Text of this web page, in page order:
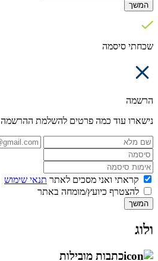
המשך
שכחתי סיסמה
הרשמה
נישארו עוד כמה פרטים להשלמת ההרשמה
קראתי ואני מסכים לאתר תנאי שימוש
להצטרף כיועץ/מומחה באתר
המשך
ולוג
כתבות מובילות